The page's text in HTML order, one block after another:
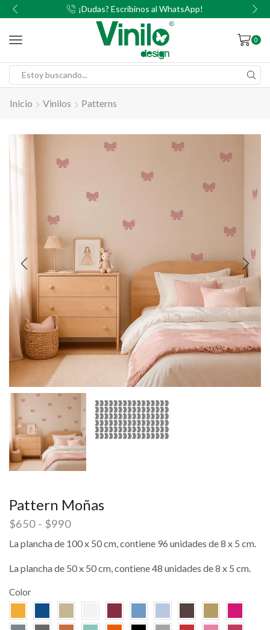
¡Dudas? Escribinos al WhatsApp!
0
Inicio Vinilos Patterns
Pattern Moñas
$650 - $990
La plancha de 100 x 50 cm, contiene 96 unidades de 8 x 5 cm.
La plancha de 50 x 50 cm, contiene 48 unidades de 8 x 5 cm.
Color